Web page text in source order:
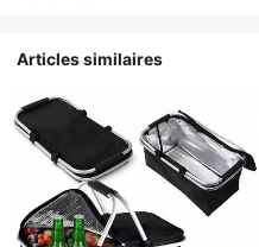
Articles similaires